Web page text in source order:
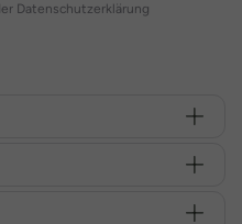
Datenschutzerklärung